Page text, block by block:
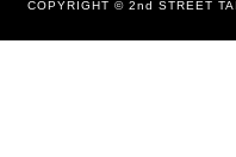
COPYRIGHT © 2nd STREET